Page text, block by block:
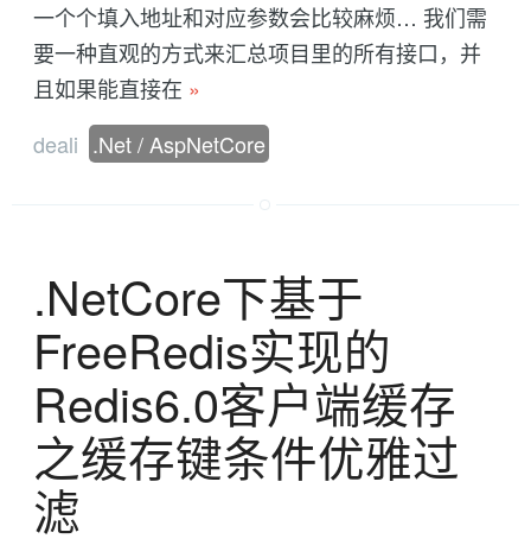
一个个填入地址和对应参数会比较麻烦… 我们需
要一种直观的方式来汇总项目里的所有接口，并
且如果能直接在 »
deali .Net / AspNetCore
.NetCore下基于
FreeRedis实现的
Redis6.0客户端缓存
之缓存键条件优雅过
滤